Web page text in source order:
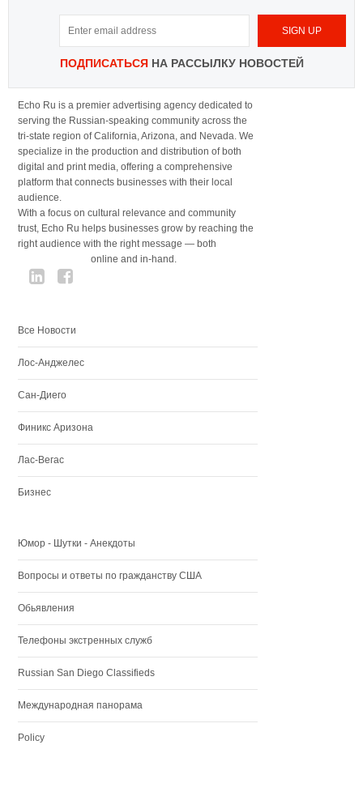
ПОДПИСАТЬСЯНА РАССЫЛКУ НОВОСТЕЙ
Echo Ru is a premier advertising agency dedicated to
serving the Russian-speaking community across the
tri-state region of California, Arizona, and Nevada. We
specialize in the production and distribution of both
digital and print media, offering a comprehensive
platform that connects businesses with their local
audience.
With a focus on cultural relevance and community
trust, Echo Ru helps businesses grow by reaching the
right audience with the right message — both
online and in-hand.
Все Новости
Лос-Анджелес
Сан-Диего
Финикс Аризона
Лас-Вегас
Бизнес
Юмор - Шутки - Анекдоты
Вопросы и ответы по гражданству США
Обьявления
Телефоны экстренных служб
Russian San Diego Classifieds
Международная панорама
Policy